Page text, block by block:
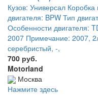
Кузов: Универсал
двигателя: BPW Тип
Особенности двигателя:
2007 Примечание: 2007,
серебристый, -,
700 руб.
Motorland
Москва
Нажмите здесь